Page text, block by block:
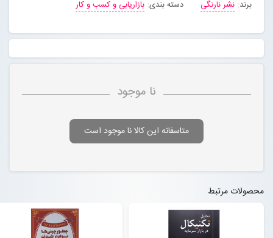
تماس با ما
ورود به سایت
برند: نشر نارنگی دسته بندی: بازاریابی و کسب و کار
نا موجود
متاسفانه این کالا نا موجود است
محصولات مرتبط